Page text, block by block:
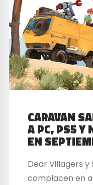
CARAVAN
A PC, PS5 Y
EN
Dear Villagers y
complacen en